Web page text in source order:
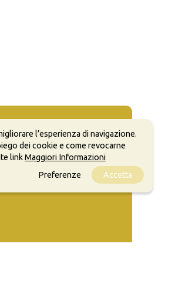
l’esperienza di navigazione.
dei cookie e come revocarne
linkMaggiori Informazioni
Preferenze
Accetta